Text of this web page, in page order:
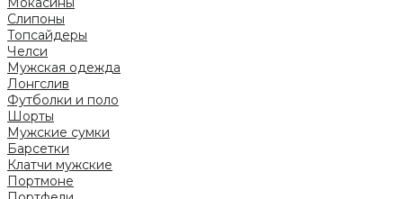
Слипоны
Топсайдеры
Челси
Мужская одежда
Лонгслив
Футболки и поло
Шорты
Мужские сумки
Барсетки
Клатчи мужские
Портмоне